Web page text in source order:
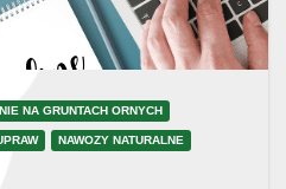
NA GRUNTACH ORNYCH
NAWOZY NATURALNE